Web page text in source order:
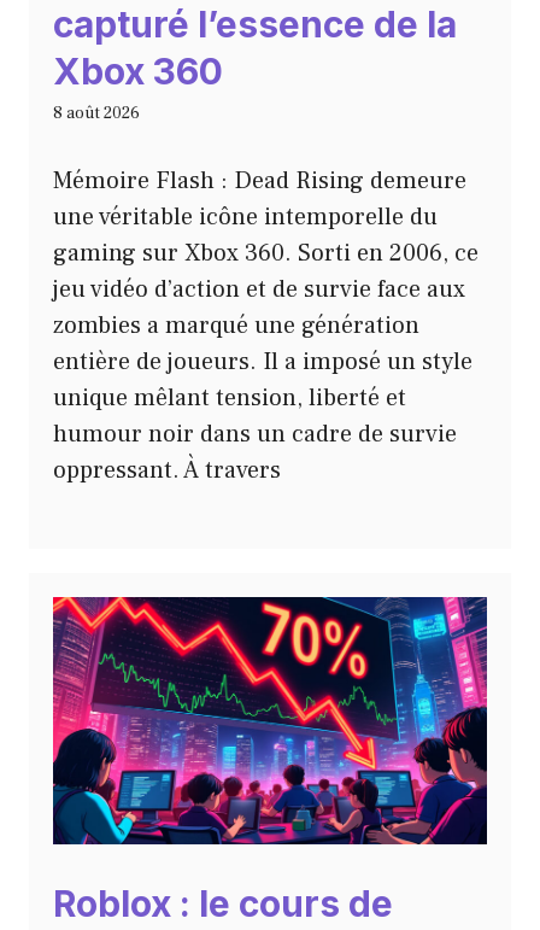
capturé l’essence de la
Xbox 360
8 août 2026
Mémoire Flash : Dead Rising demeure
une véritable icône intemporelle du
gaming sur Xbox 360. Sorti en 2006, ce
jeu vidéo d’action et de survie face aux
zombies a marqué une génération
entière de joueurs. Il a imposé un style
unique mêlant tension, liberté et
humour noir dans un cadre de survie
oppressant. À travers
Roblox : le cours de